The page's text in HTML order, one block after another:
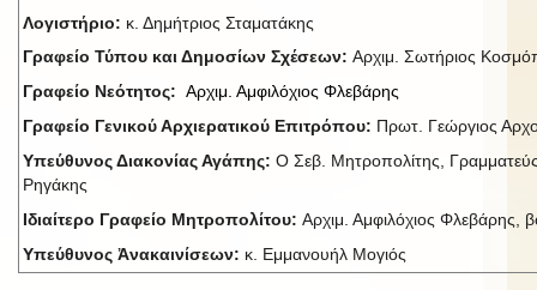
Λογιστήριο: κ. Δημήτριος Σταματάκης
Γραφείο Τύπου και Δημοσίων Σχέσεων: Αρχιμ. Σωτήριος
Γραφείο Νεότητος: Αρχιμ. Αμφιλόχιος Φλεβάρης
Γραφείο Γενικού Αρχιερατικού Επιτρόπου: Πρωτ. Γεώργιος
Υπεύθυνος Διακονίας Αγάπης: Ο Σεβ. Μητροπολίτης,
Ρηγάκης
Ιδιαίτερο Γραφείο Μητροπολίτου: Αρχιμ. Αμφιλόχιος Φλεβάρης,
Υπεύθυνος Ἀνακαινίσεων: κ. Εμμανουήλ Μογιός